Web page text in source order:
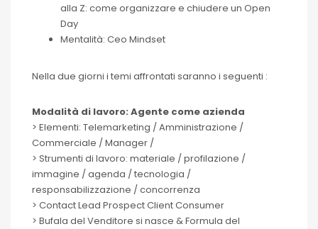
alla Z: come organizzare e chiudere un Open
Day
Mentalità: Ceo Mindset
Nella due giorni i temi affrontati saranno i seguenti :
Modalità di lavoro: Agente come azienda
> Elementi: Telemarketing / Amministrazione /
Commerciale / Manager /
> Strumenti di lavoro: materiale / profilazione /
immagine / agenda / tecnologia /
responsabilizzazione / concorrenza
> Contact Lead Prospect Client Consumer
> Bufala del Venditore si nasce & Formula del